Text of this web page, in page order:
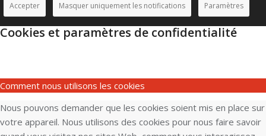
Accepter Masquer uniquement les notifications Paramètres
Cookies et paramètres de confidentialité
Comment nous utilisons les cookies
Nous pouvons demander que les cookies soient mis en place sur
votre appareil. Nous utilisons des cookies pour nous faire savoir